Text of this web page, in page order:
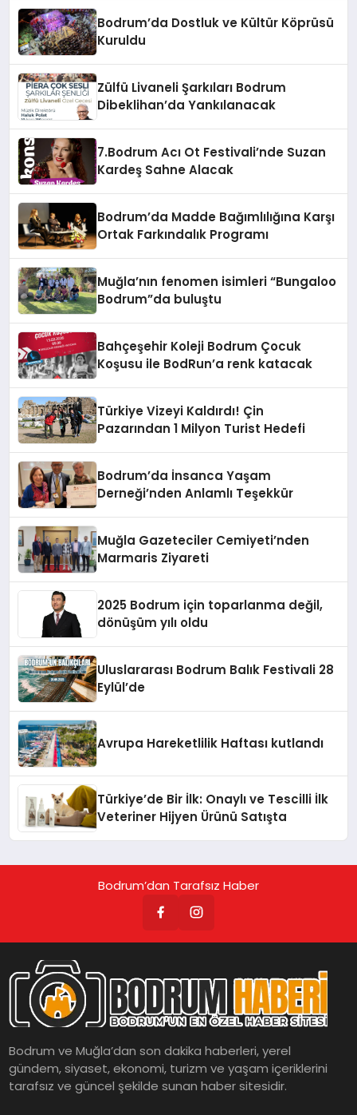
Bodrum’da Dostluk ve Kültür Köprüsü
Kuruldu
Zülfü Livaneli Şarkıları Bodrum
Dibeklihan’da Yankılanacak
7.Bodrum Acı Ot Festivali’nde Suzan
Kardeş Sahne Alacak
Bodrum’da Madde Bağımlılığına Karşı
Ortak Farkındalık Programı
Muğla’nın fenomen isimleri “Bungaloo
Bodrum”da buluştu
Bahçeşehir Koleji Bodrum Çocuk
Koşusu ile BodRun’a renk katacak
Türkiye Vizeyi Kaldırdı! Çin
Pazarından 1 Milyon Turist Hedefi
Bodrum’da İnsanca Yaşam
Derneği’nden Anlamlı Teşekkür
Muğla Gazeteciler Cemiyeti’nden
Marmaris Ziyareti
2025 Bodrum için toparlanma değil,
dönüşüm yılı oldu
Uluslararası Bodrum Balık Festivali 28
Eylül’de
Avrupa Hareketlilik Haftası kutlandı
Türkiye’de Bir İlk: Onaylı ve Tescilli İlk
Veteriner Hijyen Ürünü Satışta
Bodrum’dan Tarafsız Haber
Bodrum ve Muğla’dan son dakika haberleri, yerel
gündem, siyaset, ekonomi, turizm ve yaşam içeriklerini
tarafsız ve güncel şekilde sunan haber sitesidir.